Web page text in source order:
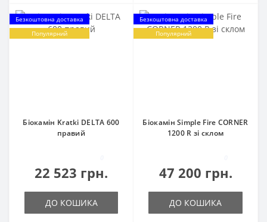
Безкоштовна доставка
Популярний
Біокамін Kratki DELTA 600
правий
22 523 грн.
ДО КОШИКА
Безкоштовна доставка
Популярний
Біокамін Simple Fire CORNER
1200 R зі склом
47 200 грн.
ДО КОШИКА